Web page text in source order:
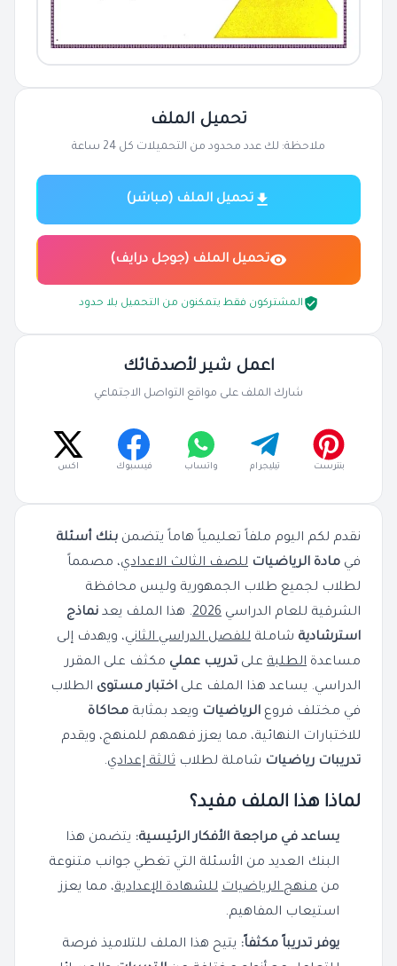
نقدم لكم اليوم ملفاً تعليمياً هاماً يتضمن بنك أسئلة
في مادة الرياضيات للصف الثالث الاعدادي، مصمماً
لطلاب لجميع طلاب الجمهورية وليس محافظة
الشرقية للعام الدراسي 2026. هذا الملف يعد نماذج
استرشادية شاملة للفصل الدراسي الثاني، ويهدف إلى
مساعدة الطلبة على تدريب عملي مكثف على المقرر
الدراسي. يساعد هذا الملف على اختبار مستوى الطلاب
في مختلف فروع الرياضيات ويعد بمثابة محاكاة
للاختبارات النهائية، مما يعزز فهمهم للمنهج، ويقدم
تدريبات رياضيات شاملة لطلاب ثالثة إعدادي.
لماذا هذا الملف مفيد؟
يساعد في مراجعة الأفكار الرئيسية: يتضمن هذا
البنك العديد من الأسئلة التي تغطي جوانب متنوعة
من منهج الرياضيات للشهادة الإعدادية، مما يعزز
استيعاب المفاهيم.
يوفر تدريباً مكثفاً: يتيح هذا الملف للتلاميذ فرصة
تحميل الملف
ملاحظة: لك عدد محدود من التحميلات كل 24 ساعة
تحميل الملف (مباشر)
تحميل الملف (جوجل درايف)
المشتركون فقط يتمكنون من التحميل بلا حدود
اعمل شير لأصدقائك
شارك الملف على مواقع التواصل الاجتماعي
بنترست تيليجرام واتساب فيسبوك اكس